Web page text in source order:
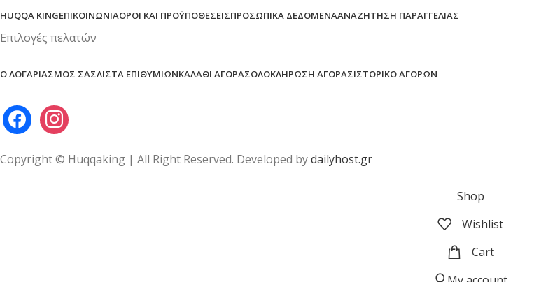
HUQQA KINGΕΠΙΚΟΙΝΩΝΊΑΌΡΟΙ ΚΑΙ ΠΡΟΫΠΟΘΈΣΕΙΣΠΡΟΣΩΠΙΚΆ ΔΕΔΟΜΈΝΑΑΝΑΖΉΤΗΣΗ ΠΑΡΑΓΓΕΛΊΑΣ
Επιλογές πελατών
Ο ΛΟΓΑΡΙΑΣΜΌΣ ΣΑΣΛΊΣΤΑ ΕΠΙΘΥΜΙΏΝΚΑΛΆΘΙ ΑΓΟΡΆΣΟΛΟΚΛΉΡΩΣΗ ΑΓΟΡΆΣΙΣΤΟΡΙΚΌ ΑΓΟΡΏΝ
Copyright © Huqqaking | All Right Reserved. Developed bydailyhost.gr
Shop
Wishlist
Cart